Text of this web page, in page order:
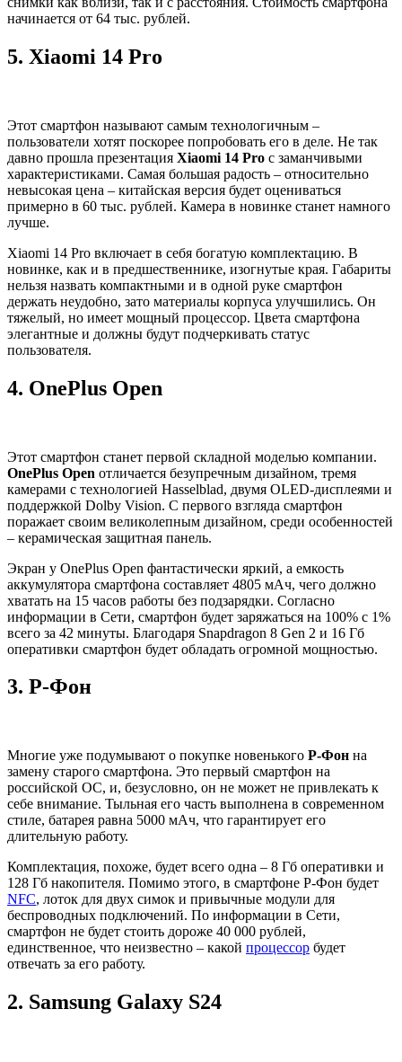
начинается от 64 тыс. рублей.
5. Xiaomi 14 Pro
Этот смартфон называют самым технологичным –
пользователи хотят поскорее попробовать его в деле. Не так
давно прошла презентация Xiaomi 14 Pro с заманчивыми
характеристиками. Самая большая радость – относительно
невысокая цена – китайская версия будет оцениваться
примерно в 60 тыс. рублей. Камера в новинке станет намного
лучше.
Xiaomi 14 Pro включает в себя богатую комплектацию. В
новинке, как и в предшественнике, изогнутые края. Габариты
нельзя назвать компактными и в одной руке смартфон
держать неудобно, зато материалы корпуса улучшились. Он
тяжелый, но имеет мощный процессор. Цвета смартфона
элегантные и должны будут подчеркивать статус
пользователя.
4. OnePlus Open
Этот смартфон станет первой складной моделью компании.
OnePlus Open отличается безупречным дизайном, тремя
камерами с технологией Hasselblad, двумя OLED-дисплеями и
поддержкой Dolby Vision. С первого взгляда смартфон
поражает своим великолепным дизайном, среди особенностей
– керамическая защитная панель.
Экран у OnePlus Open фантастически яркий, а емкость
аккумулятора смартфона составляет 4805 мАч, чего должно
хватать на 15 часов работы без подзарядки. Согласно
информации в Сети, смартфон будет заряжаться на 100% с 1%
всего за 42 минуты. Благодаря Snapdragon 8 Gen 2 и 16 Гб
оперативки смартфон будет обладать огромной мощностью.
3. Р-Фон
Многие уже подумывают о покупке новенького Р-Фон на
замену старого смартфона. Это первый смартфон на
российской ОС, и, безусловно, он не может не привлекать к
себе внимание. Тыльная его часть выполнена в современном
стиле, батарея равна 5000 мАч, что гарантирует его
длительную работу.
Комплектация, похоже, будет всего одна – 8 Гб оперативки и
128 Гб накопителя. Помимо этого, в смартфоне Р-Фон будет
NFC, лоток для двух симок и привычные модули для
беспроводных подключений. По информации в Сети,
смартфон не будет стоить дороже 40 000 рублей,
единственное, что неизвестно – какой процессор будет
отвечать за его работу.
2. Samsung Galaxy S24